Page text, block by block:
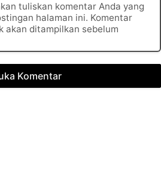
tuliskan komentar Anda yang
halaman ini. Komentar
akan ditampilkan sebelum
Komentar